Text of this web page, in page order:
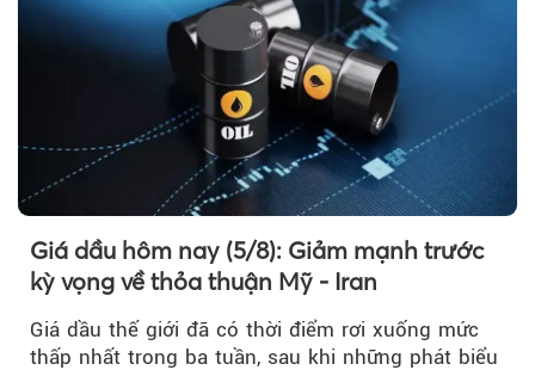
Giá dầu hôm nay (5/8): Giảm mạnh trước
kỳ vọng về thỏa thuận Mỹ - Iran
Giá dầu thế giới đã có thời điểm rơi xuống mức
thấp nhất trong ba tuần, sau khi những phát biểu